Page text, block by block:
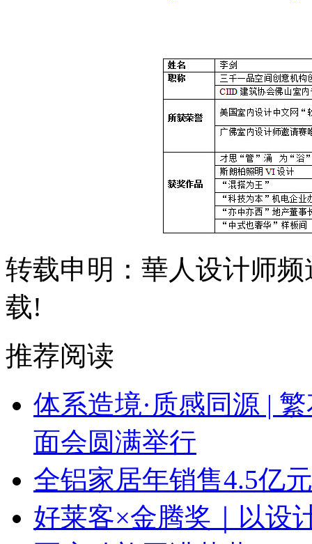
转载申明：華人设计师
载!
推荐阅读
体系造境·质感同源 |
面会圆满举行
全铝家居年销售4.5亿
好莱客×金腾奖｜以设